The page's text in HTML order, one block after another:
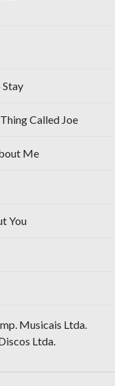
Stay
Called Joe
Me
You
Musicais Ltda.
Ltda.